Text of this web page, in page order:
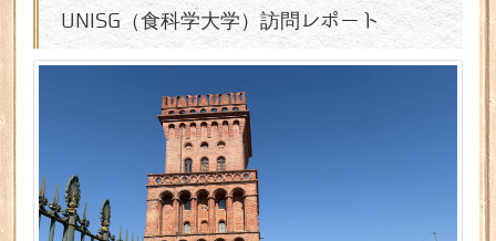
UNISG（食科学大学）訪問レポート